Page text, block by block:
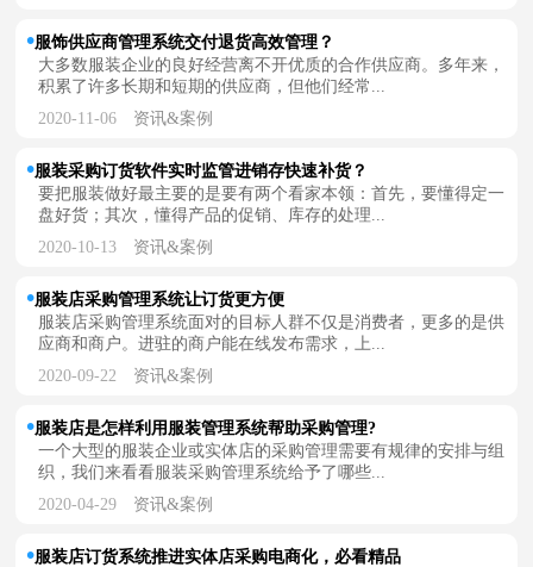
服饰供应商管理系统交付退货高效管理？
大多数服装企业的良好经营离不开优质的合作供应商。多年来，
积累了许多长期和短期的供应商，但他们经常...
2020-11-06 资讯&案例
服装采购订货软件实时监管进销存快速补货？
要把服装做好最主要的是要有两个看家本领：首先，要懂得定一
盘好货；其次，懂得产品的促销、库存的处理...
2020-10-13 资讯&案例
服装店采购管理系统让订货更方便
服装店采购管理系统面对的目标人群不仅是消费者，更多的是供
应商和商户。进驻的商户能在线发布需求，上...
2020-09-22 资讯&案例
服装店是怎样利用服装管理系统帮助采购管理?
一个大型的服装企业或实体店的采购管理需要有规律的安排与组
织，我们来看看服装采购管理系统给予了哪些...
2020-04-29 资讯&案例
服装店订货系统推进实体店采购电商化，必看精品